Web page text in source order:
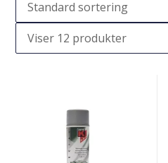
Varmelakk